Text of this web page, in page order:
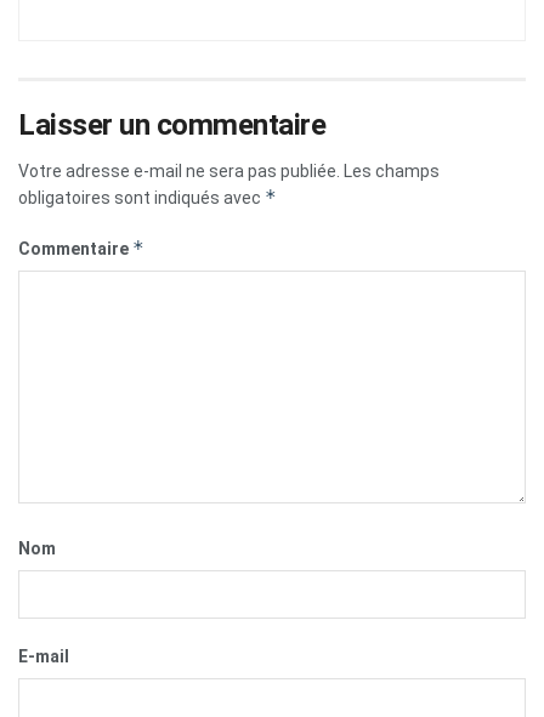
Laisser un commentaire
Votre adresse e-mail ne sera pas publiée.
Les champs
obligatoires sont indiqués avec *
Commentaire *
Nom
E-mail